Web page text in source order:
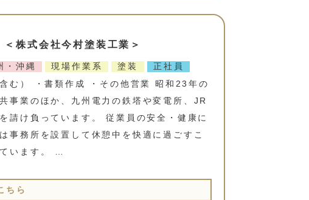
株式会社今村塗装工業＞
・沖縄 現場作業系 塗装
正社員
む） ・書類作成 ・その他営業 昭和23年の
事業のほか、九州電力の鉄塔や変電所、JR
請け負っています。 従業員の安全・健康に
事務所を設置して休憩中を快適に過ごすこ
います。 …
ちら